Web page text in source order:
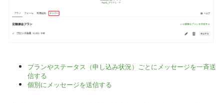
プランやステータス（申し込み状況）ごとにメッセージを一斉送
信する
個別にメッセージを送信する